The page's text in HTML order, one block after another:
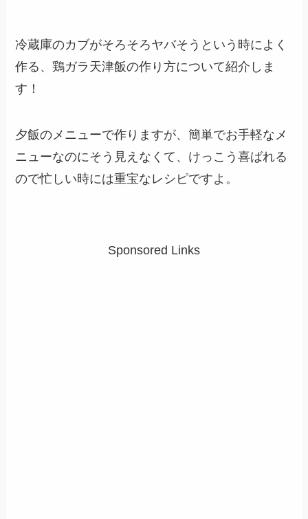
冷蔵庫のカブがそろそろヤバそうという時によく
作る、鶏ガラ天津飯の作り方について紹介しま
す！
夕飯のメニューで作りますが、簡単でお手軽なメ
ニューなのにそう見えなくて、けっこう喜ばれる
ので忙しい時には重宝なレシピですよ。
Sponsored Links